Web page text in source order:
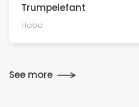
Trumpelefant
Haba
See more